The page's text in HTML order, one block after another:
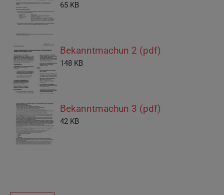
65 KB
Bekanntmachun 2 (pdf)
148 KB
Bekanntmachun 3 (pdf)
42 KB